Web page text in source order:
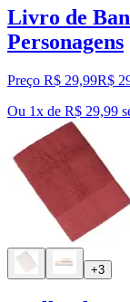
Livro de
Personagens
Preço R$ 29,99R$
Ou 1x de R$ 29,99
+3